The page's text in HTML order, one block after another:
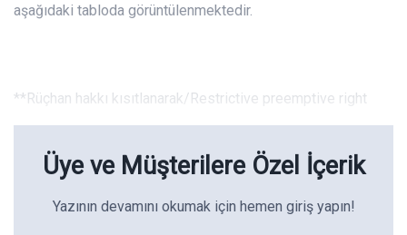
aşağıdaki tabloda görüntülenmektedir.
**Rüçhan hakkı kısıtlanarak/Restrictive preemptive right
Üye ve Müşterilere Özel İçerik
Yazının devamını okumak için hemen giriş yapın!